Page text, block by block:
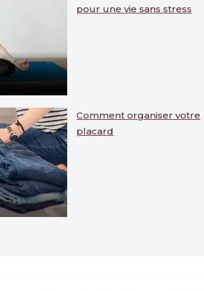
pour une vie sans stress
Comment organiser votre
placard